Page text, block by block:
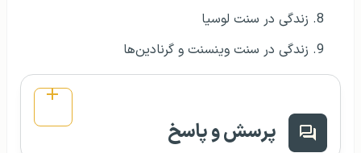
زندگی در سنت لوسیا
زندگی در سنت وینسنت و گرنادین‌ها
پرسش و پاسخ